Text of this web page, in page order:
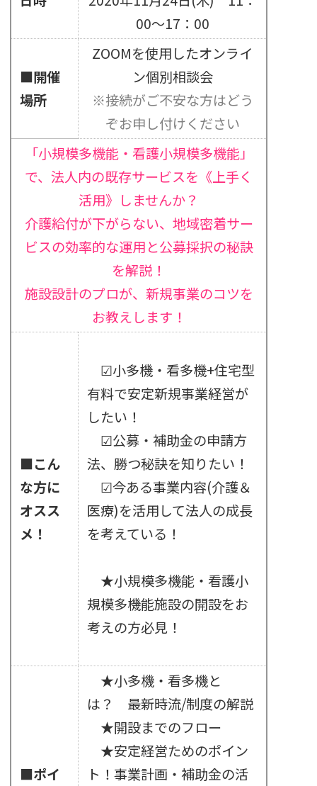
00～17：00
■開催
場所
ZOOMを使用したオンライ
ン個別相談会
※接続がご不安な方はどう
ぞお申し付けください
「小規模多機能・看護小規模多機能」
で、法人内の既存サービスを《上手く
活用》しませんか？
介護給付が下がらない、地域密着サー
ビスの効率的な運用と公募採択の秘訣
を解説！
施設設計のプロが、新規事業のコツを
お教えします！
■こん
な方に
オスス
メ！
☑小多機・看多機+住宅型
有料で安定新規事業経営が
したい！
☑公募・補助金の申請方
法、勝つ秘訣を知りたい！
☑今ある事業内容(介護＆
医療)を活用して法人の成長
を考えている！
★小規模多機能・看護小
規模多機能施設の開設をお
考えの方必見！
■ポイ
★小多機・看多機と
は？ 最新時流/制度の解説
★開設までのフロー
★安定経営ためのポイン
ト！事業計画・補助金の活